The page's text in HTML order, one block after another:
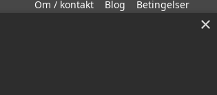
Om / kontakt Blog Betingelser
×